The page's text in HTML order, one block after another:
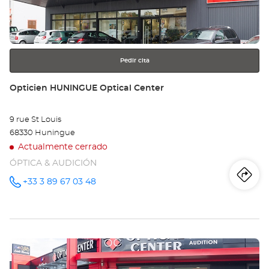
obtener
más
información
Pedir cita
Tienda:
Opticien HUNINGUE Optical Center
9 rue St Louis
68330 Huningue
Actualmente cerrado
ÓPTICA & AUDICIÓN
número
+33 3 89 67 03 48
a
Pulse
ENTER